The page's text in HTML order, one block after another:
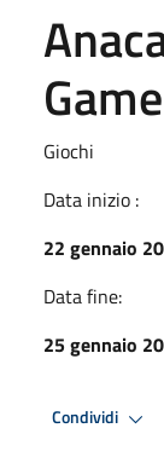
Game
Giochi
Data inizio :
22 gennaio
Data fine:
25 gennaio
Condividi